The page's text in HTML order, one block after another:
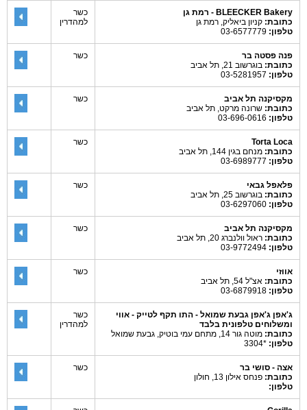
BLEECKER Bakery - רמת גן
כתובת: קניון ביאליק, רמת גן
טלפון:
כשר
למהדרין
פנה פסטה בר
כתובת: בוגרשוב 21, תל אביב
טלפון:
כשר
מקסיקנה תל אביב
כתובת: שרונה מרקט, תל אביב
טלפון:
כשר
Torta Loca
כתובת: מנחם בגין 144, תל אביב
טלפון:
כשר
פלאפל גבאי
כתובת: בוגרשוב 25, תל אביב
טלפון:
כשר
מקסיקנה תל אביב
כתובת: ראול וולנברג 20, תל אביב
טלפון:
כשר
אווזי
כתובת: אצ"ל 54, תל אביב
טלפון:
כשר
ג'אפן ג'אפן גבעת שמואל - התו תקף לטייק - אווי
ומשלוחים טלפונית בלבד
כתובת: מוטה גור 14, מתחם עמי בוטיק, גבעת שמואל
טלפון: *3304
כשר
למהדרין
אצה - סושי בר
כתובת: פנחס אילון 13, חולון
טלפון:
כשר